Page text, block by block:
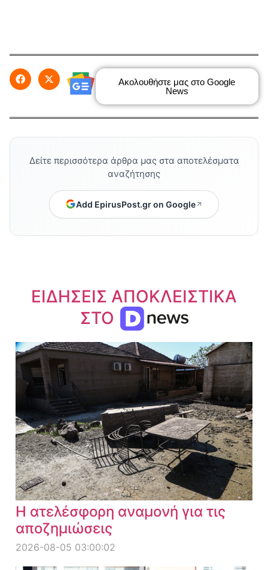
Ακολουθήστε μας στο Google
News
Δείτε περισσότερα άρθρα μας στα αποτελέσματα
αναζήτησης
Add EpirusPost.gr on Google
ΕΙΔΗΣΕΙΣ ΑΠΟΚΛΕΙΣΤΙΚΑ
ΣΤΟ
Η ατελέσφορη αναμονή για τις
αποζημιώσεις
2026-08-05 03:00:02